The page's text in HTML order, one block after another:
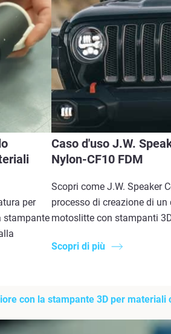
per
stampante
Caso d'uso J.W.
Nylon-CF10 FDM
Scopri come J.W. Speaker
processo di creazione di
motoslitte con stampanti
Scopri di più
con la stampante 3D per materiali